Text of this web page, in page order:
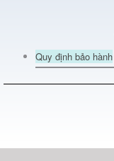
Quy định bảo hành